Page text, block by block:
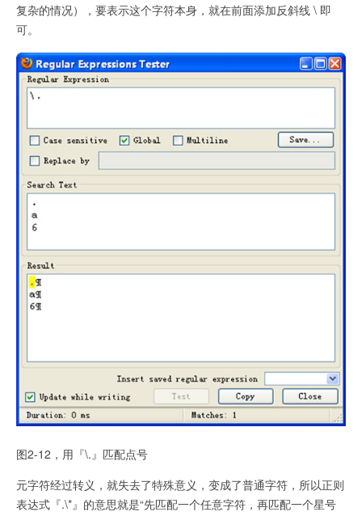
复杂的情况），要表示这个字符本身，就在前面添加反斜线 \ 即
可。
图2-12，用『\.』匹配点号
元字符经过转义，就失去了特殊意义，变成了普通字符，所以正则
表达式『.\*』的意思就是“先匹配一个任意字符，再匹配一个星号